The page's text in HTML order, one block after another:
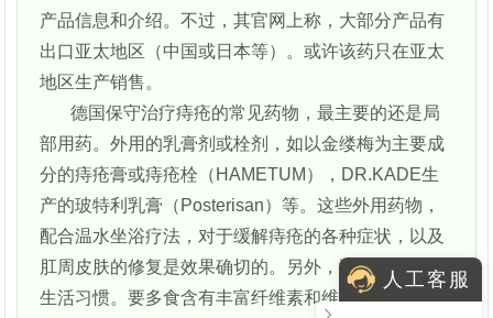
产品信息和介绍。不过，其官网上称，大部分产品有
出口亚太地区（中国或日本等）。或许该药只在亚太
地区生产销售。
德国保守治疗痔疮的常见药物，最主要的还是局
部用药。外用的乳膏剂或栓剂，如以金缕梅为主要成
分的痔疮膏或痔疮栓（HAMETUM），DR.KADE生
产的玻特利乳膏（Posterisan）等。这些外用药物，
配合温水坐浴疗法，对于缓解痔疮的各种症状，以及
肛周皮肤的修复是效果确切的。另外，要改变饮食及
生活习惯。要多食含有丰富纤维素和维生素的食物，
人工客服